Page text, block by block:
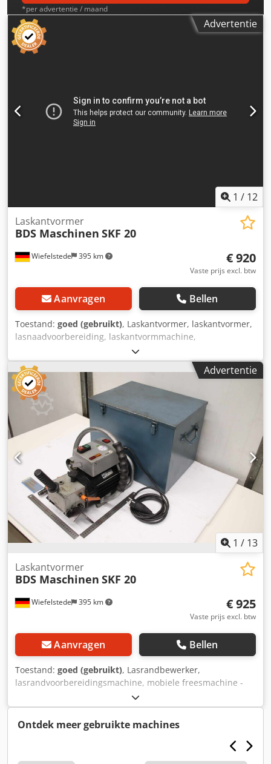
*per advertentie / maand
Advertentie
1 / 12
Wiefelstede 395 km
Laskantvormer
BDS Maschinen SKF 20
€ 920
Vaste prijs excl. btw
Aanvragen Bellen
Toestand: goed (gebruikt), Laskantvormer, laskantvormer,
lasnaadvoorbereiding, laskantvormmachine,
randfreesmachine, randfreesmachine, mobiele
freesmachine -Freeslengte: max. 20 mm -Afmetingen doos:
460/360/H355 mm -Gewicht: 24 kg Chsdpfx Absd Izt Sogoa
Advertentie
1 / 13
Wiefelstede 395 km
Laskantvormer
BDS Maschinen SKF 20
€ 925
Vaste prijs excl. btw
Aanvragen Bellen
Toestand: goed (gebruikt), Lasrandbewerker,
lasrandvoorbereidingsmachine, mobiele freesmachine -
Fabrikant: BDS, lasrandbewerker / kantenfreesmachine -
Type: SKF 20 -Vermogen: 1,1 kW -Toebehoren: zie foto’s
Chedox Ehf Nspfx Abgja -Kistafmetingen: 460/355/H355
mm -Totaal gewicht: 29,4 kg
Ontdek meer gebruikte machines